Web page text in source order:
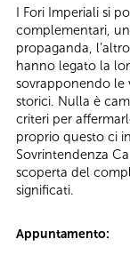
I Fori Imperiali si
complementari,
propaganda,
hanno legato la
sovrapponendo le
storici. Nulla è
criteri per
proprio questo ci
Sovrintendenza
scoperta del
significati.
Appuntamento: